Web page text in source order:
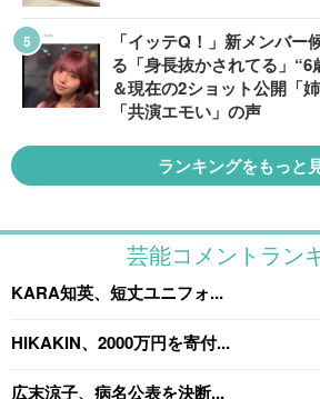
「イッテQ！」新メンバ
る「身長抜かされてる」
＆現在の2ショット公開「
「共演エモい」の声
ランキングをもっと